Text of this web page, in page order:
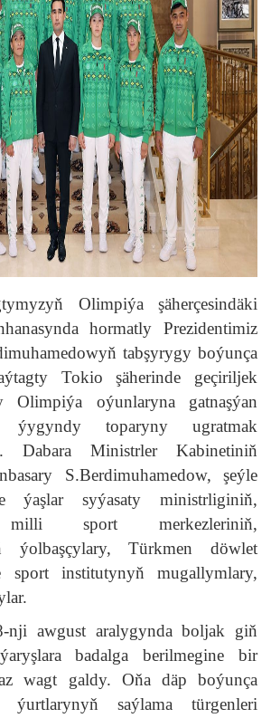
Olimpiýa şäherçesindäki
hormatly Prezidentimiz
tabşyrygy boýunça
Tokio şäherinde geçiriljek
oýunlaryna gatnaşýan
ýygyndy toparyny ugratmak
Dabara Ministrler Kabinetiniň
S.Berdimuhamedow, şeýle
syýasaty ministrliginiň,
milli sport merkezleriniň,
ýolbaşçylary, Türkmen döwlet
sport institutynyň mugallymlary,
awgust aralygynda boljak giň
badalga berilmegine bir
wagt galdy. Oňa däp boýunça
saýlama türgenleri